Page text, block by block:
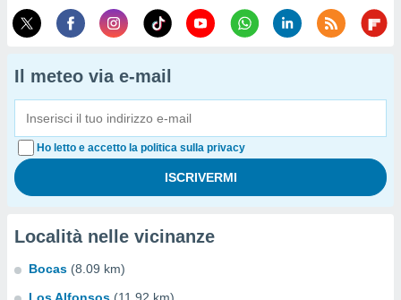
Il meteo via e-mail
Ho letto e accetto la politica sulla privacy
Località nelle vicinanze
Bocas (8.09 km)